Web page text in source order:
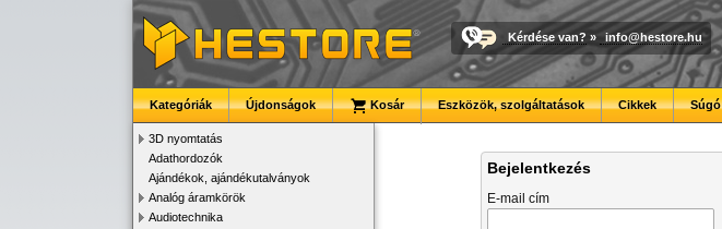
Kérdése van? » info@hestore.hu
Kategóriák Újdonságok Kosár Eszközök, szolgáltatások Cikkek Súgó
3D nyomtatás
Adathordozók
Ajándékok, ajándékutalványok
Analóg áramkörök
Audiotechnika
Bejelentkezés
E-mail cím